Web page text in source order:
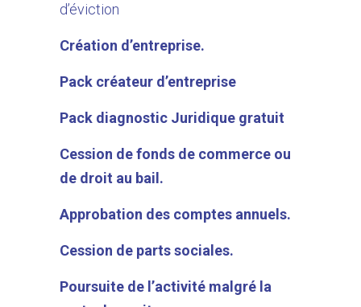
d’éviction
Création d’entreprise.
Pack créateur d’entreprise
Pack diagnostic Juridique gratuit
Cession de fonds de commerce ou
de droit au bail.
Approbation des comptes annuels.
Cession de parts sociales.
Poursuite de l’activité malgré la